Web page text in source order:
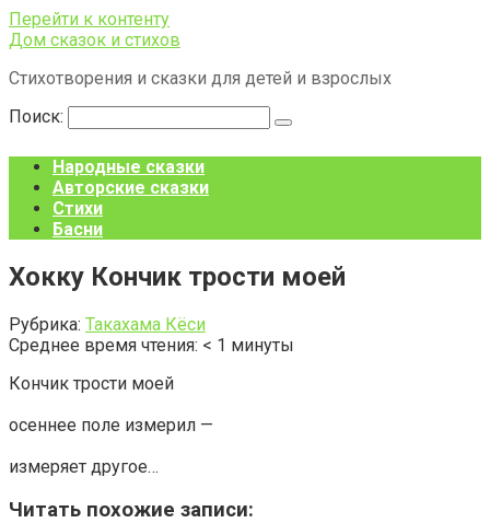
Перейти к контенту
Дом сказок и стихов
Стихотворения и сказки для детей и взрослых
Поиск:
Народные сказки
Авторские сказки
Стихи
Басни
Хокку Кончик трости моей
Рубрика: Такахама Кёси
Среднее время чтения: < 1 минуты
Кончик трости моей
осеннее поле измерил —
измеряет другое…
Читать похожие записи: